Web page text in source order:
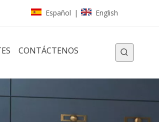
Español | English
CONTÁCTENOS